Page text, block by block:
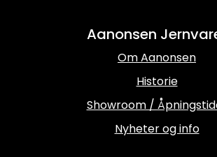
Aanonsen
Om Aanonsen
Historie
Showroom /
Nyheter og info